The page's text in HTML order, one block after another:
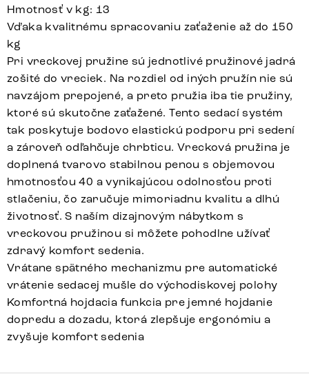
Hmotnosť v kg: 13
Vďaka kvalitnému spracovaniu zaťaženie až do 150
kg
Pri vreckovej pružine sú jednotlivé pružinové jadrá
zošité do vreciek. Na rozdiel od iných pružín nie sú
navzájom prepojené, a preto pružia iba tie pružiny,
ktoré sú skutočne zaťažené. Tento sedací systém
tak poskytuje bodovo elastickú podporu pri sedení
a zároveň odľahčuje chrbticu. Vrecková pružina je
doplnená tvarovo stabilnou penou s objemovou
hmotnosťou 40 a vynikajúcou odolnosťou proti
stlačeniu, čo zaručuje mimoriadnu kvalitu a dlhú
životnosť. S naším dizajnovým nábytkom s
vreckovou pružinou si môžete pohodlne užívať
zdravý komfort sedenia.
Vrátane spätného mechanizmu pre automatické
vrátenie sedacej mušle do východiskovej polohy
Komfortná hojdacia funkcia pre jemné hojdanie
dopredu a dozadu, ktorá zlepšuje ergonómiu a
zvyšuje komfort sedenia